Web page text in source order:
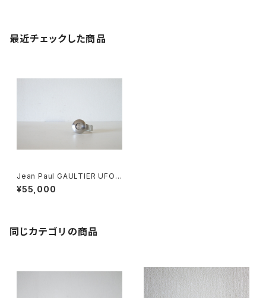
最近チェックした商品
Jean Paul GAULTIER UFO
Watch Silver
¥55,000
同じカテゴリの商品